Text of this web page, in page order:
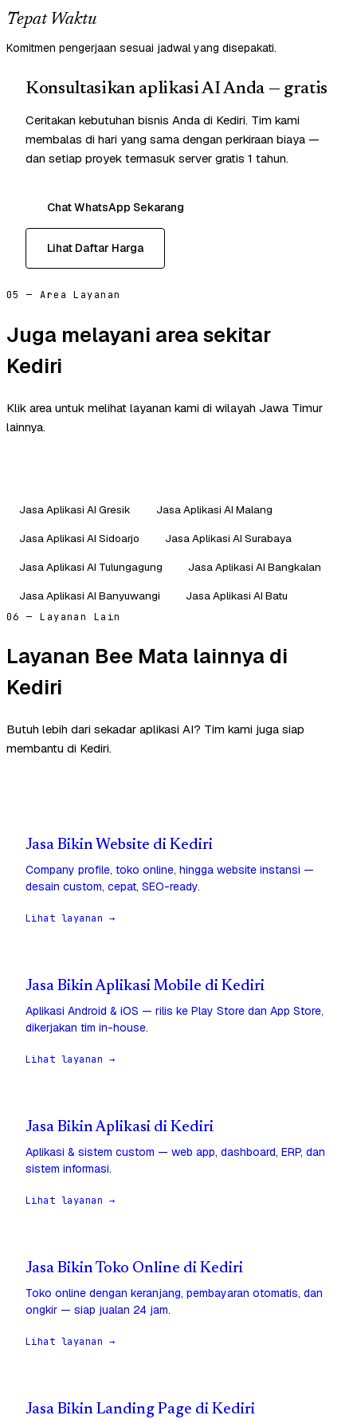
Tepat Waktu
Komitmen pengerjaan sesuai jadwal yang disepakati.
Konsultasikan aplikasi AI Anda — gratis
Ceritakan kebutuhan bisnis Anda di Kediri. Tim kami
membalas di hari yang sama dengan perkiraan biaya —
dan setiap proyek termasuk server gratis 1 tahun.
Chat WhatsApp Sekarang
Lihat Daftar Harga
05 — Area Layanan
Juga melayani area sekitar
Kediri
Klik area untuk melihat layanan kami di wilayah Jawa Timur
lainnya.
Jasa Aplikasi AI Gresik
Jasa Aplikasi AI Malang
Jasa Aplikasi AI Sidoarjo
Jasa Aplikasi AI Surabaya
Jasa Aplikasi AI Tulungagung
Jasa Aplikasi AI Bangkalan
Jasa Aplikasi AI Banyuwangi
Jasa Aplikasi AI Batu
06 — Layanan Lain
Layanan Bee Mata lainnya di
Kediri
Butuh lebih dari sekadar aplikasi AI? Tim kami juga siap
membantu di Kediri.
Jasa Bikin Website di Kediri
Company profile, toko online, hingga website instansi —
desain custom, cepat, SEO-ready.
Lihat layanan →
Jasa Bikin Aplikasi Mobile di Kediri
Aplikasi Android & iOS — rilis ke Play Store dan App Store,
dikerjakan tim in-house.
Lihat layanan →
Jasa Bikin Aplikasi di Kediri
Aplikasi & sistem custom — web app, dashboard, ERP, dan
sistem informasi.
Lihat layanan →
Jasa Bikin Toko Online di Kediri
Toko online dengan keranjang, pembayaran otomatis, dan
ongkir — siap jualan 24 jam.
Lihat layanan →
Jasa Bikin Landing Page di Kediri